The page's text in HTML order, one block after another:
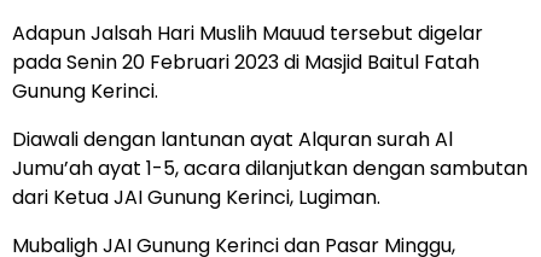
Adapun Jalsah Hari Muslih Mauud tersebut digelar
pada Senin 20 Februari 2023 di Masjid Baitul Fatah
Gunung Kerinci.
Diawali dengan lantunan ayat Alquran surah Al
Jumu’ah ayat 1-5, acara dilanjutkan dengan sambutan
dari Ketua JAI Gunung Kerinci, Lugiman.
Mubaligh JAI Gunung Kerinci dan Pasar Minggu,